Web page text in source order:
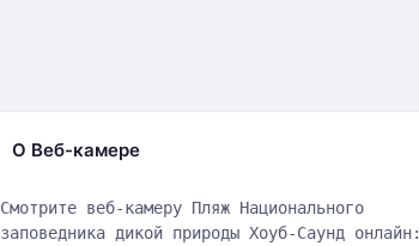
О Веб-камере
Смотрите веб-камеру Пляж Национального
заповедника дикой природы Хоуб-Саунд онлайн: